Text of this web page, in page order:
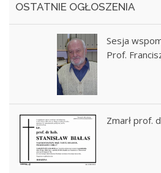
OSTATNIE OGŁOSZENIA
Sesja
Prof.
Zmarł prof.